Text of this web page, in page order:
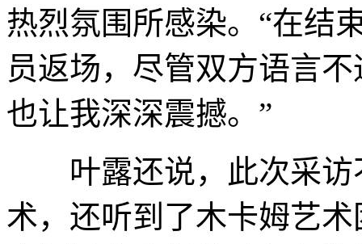
热烈氛围所感染。“在结
员返场，尽管双方语言
也让我深深震撼。”
叶露还说，此次采访
术，还听到了木卡姆艺